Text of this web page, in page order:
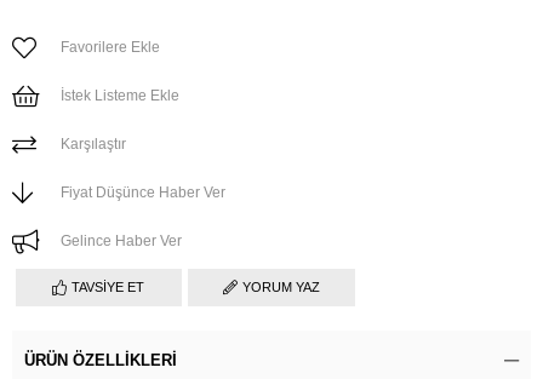
Favorilere Ekle
İstek Listeme Ekle
Karşılaştır
Fiyat Düşünce Haber Ver
Gelince Haber Ver
TAVSIYE ET YORUM YAZ
ÜRÜN ÖZELLIKLERI